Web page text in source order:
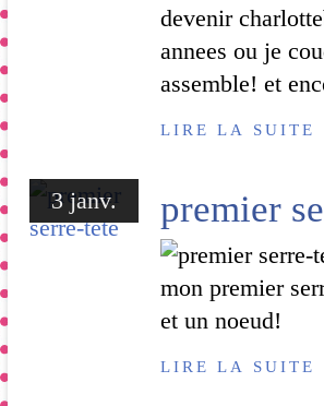
devenir
annees ou je
assemble! et
LIRE LA SUITE
3 janv. premier
mon premier
et un noeud!
LIRE LA SUITE